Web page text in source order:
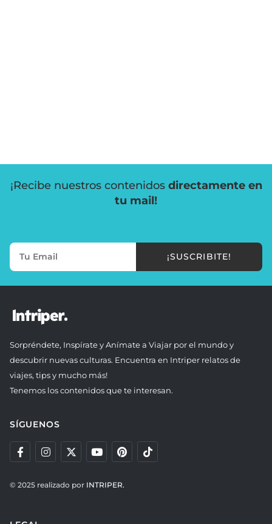
¡Recibe nuestros contenidos directamente en
tu mail!
¡SUSCRIBITE!
Sorpréndete, Inspírate y Anímate a Viajar por el mundo y
descubrir nuevas culturas. Encuentra en Intriper relatos de
viajes, tips y mucho más!
Tenemos los contenidos que te interesan.
SÍGUENOS
© 2025 realizado por INTRIPER.